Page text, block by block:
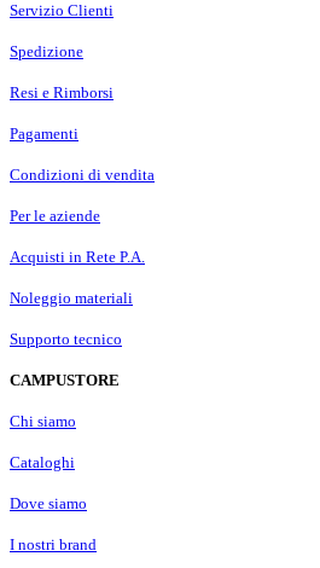
Servizio Clienti
Spedizione
Resi e Rimborsi
Pagamenti
Condizioni di vendita
Per le aziende
Acquisti in Rete P.A.
Noleggio materiali
Supporto tecnico
CAMPUSTORE
Chi siamo
Cataloghi
Dove siamo
I nostri brand